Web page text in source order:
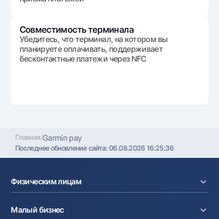
Совместимость терминала
Убедитесь, что терминал, на котором вы
планируете оплачивать, поддерживает
бесконтактные платежи через NFC
Главная/Garmin pay
Последнее обновление сайта:06.08.2026 16:25:36
Физическим лицам
Вклады
Малый бизнес